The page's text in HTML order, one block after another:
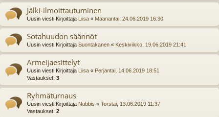
Jälki-ilmoittautuminen
Uusin viesti Kirjoittaja Liisa « Maanantai, 24.06.2019 16:30
Sotahuudon säännöt
Uusin viesti Kirjoittaja Suontakanen « Keskiviikko, 19.06.2019 21:41
Armeijaesittelyt
Uusin viesti Kirjoittaja Liisa « Perjantai, 14.06.2019 18:51
Vastaukset: 3
Ryhmäturnaus
Uusin viesti Kirjoittaja Nubbis « Torstai, 13.06.2019 11:37
Vastaukset: 2